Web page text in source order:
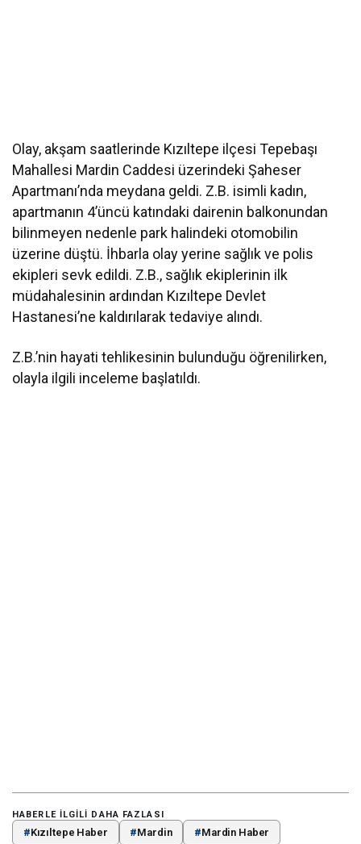
Olay, akşam saatlerinde Kızıltepe ilçesi Tepebaşı
Mahallesi Mardin Caddesi üzerindeki Şaheser
Apartmanı’nda meydana geldi. Z.B. isimli kadın,
apartmanın 4’üncü katındaki dairenin balkonundan
bilinmeyen nedenle park halindeki otomobilin
üzerine düştü. İhbarla olay yerine sağlık ve polis
ekipleri sevk edildi. Z.B., sağlık ekiplerinin ilk
müdahalesinin ardından Kızıltepe Devlet
Hastanesi’ne kaldırılarak tedaviye alındı.
Z.B.’nin hayati tehlikesinin bulunduğu öğrenilirken,
olayla ilgili inceleme başlatıldı.
HABERLE ILGILI DAHA FAZLASI
#Kızıltepe Haber #Mardin #Mardin Haber